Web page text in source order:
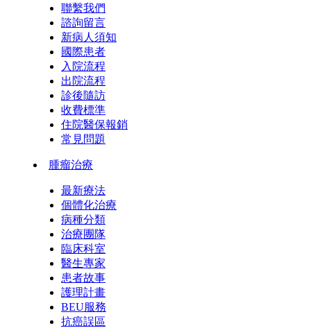
聯繫我們
諮詢留言
新病人須知
國際患者
入院流程
出院流程
診後隨訪
收費標準
住院醫保報銷
常見問題
腫瘤治療
最新療法
個體化治療
病種分類
治療團隊
臨床科室
醫生專家
患者故事
護理計畫
BEU服務
抗癌誤區